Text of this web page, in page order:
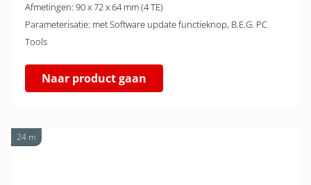
Afmetingen: 90 x 72 x 64 mm (4 TE)
Parameterisatie: met Software update functieknop, B.E.G. PC
Tools
Naar product gaan
24 m